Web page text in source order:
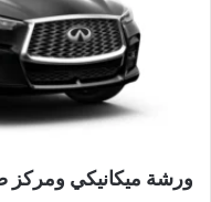
ورشة ميكانيكي ومركز